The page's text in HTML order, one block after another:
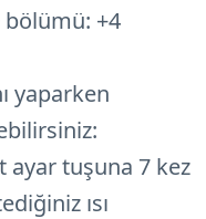
bölümü: +4
yaparken
ayar tuşuna 7 kez
ısı